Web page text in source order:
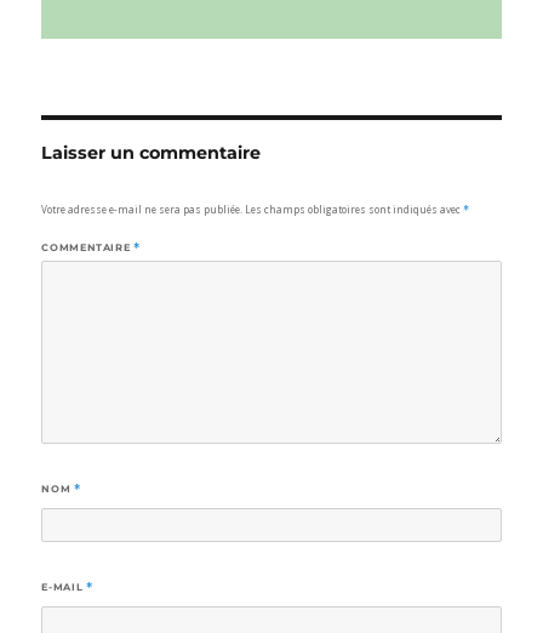
Laisser un commentaire
Votre adresse e-mail ne sera pas publiée. Les champs obligatoires sont indiqués avec*
COMMENTAIRE *
NOM *
E-MAIL *